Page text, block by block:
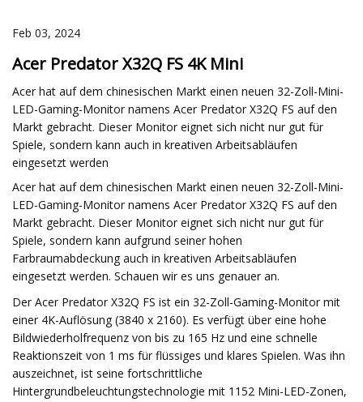
Feb 03, 2024
Acer Predator X32Q FS 4K Mini
Acer hat auf dem chinesischen Markt einen neuen 32-Zoll-Mini-
LED-Gaming-Monitor namens Acer Predator X32Q FS auf den
Markt gebracht. Dieser Monitor eignet sich nicht nur gut für
Spiele, sondern kann auch in kreativen Arbeitsabläufen
eingesetzt werden
Acer hat auf dem chinesischen Markt einen neuen 32-Zoll-Mini-
LED-Gaming-Monitor namens Acer Predator X32Q FS auf den
Markt gebracht. Dieser Monitor eignet sich nicht nur gut für
Spiele, sondern kann aufgrund seiner hohen
Farbraumabdeckung auch in kreativen Arbeitsabläufen
eingesetzt werden. Schauen wir es uns genauer an.
Der Acer Predator X32Q FS ist ein 32-Zoll-Gaming-Monitor mit
einer 4K-Auflösung (3840 x 2160). Es verfügt über eine hohe
Bildwiederholfrequenz von bis zu 165 Hz und eine schnelle
Reaktionszeit von 1 ms für flüssiges und klares Spielen. Was ihn
auszeichnet, ist seine fortschrittliche
Hintergrundbeleuchtungstechnologie mit 1152 Mini-LED-Zonen,